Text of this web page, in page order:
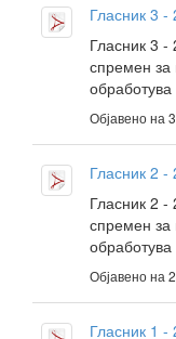
Гласник 3 -
Гласник 3 -
спремен за
обработува
Објавено на
Гласник 2 -
Гласник 2 -
спремен за
обработува
Објавено на
Гласник 1 -